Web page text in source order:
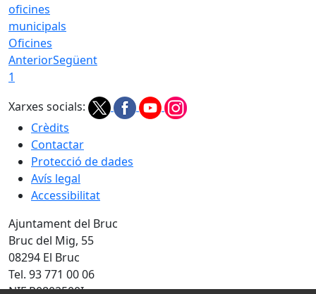
Oficines
AnteriorSegüent
1
Xarxes socials:
Crèdits
Contactar
Protecció de dades
Avís legal
Accessibilitat
Ajuntament del Bruc
Bruc del Mig, 55
08294 El Bruc
Tel. 93 771 00 06